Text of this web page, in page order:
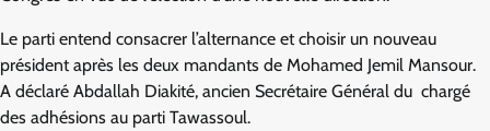
Le parti entend consacrer l’alternance et choisir un nouveau
président après les deux mandants de Mohamed Jemil Mansour.
A déclaré Abdallah Diakité, ancien Secrétaire Général du chargé
des adhésions au parti Tawassoul.